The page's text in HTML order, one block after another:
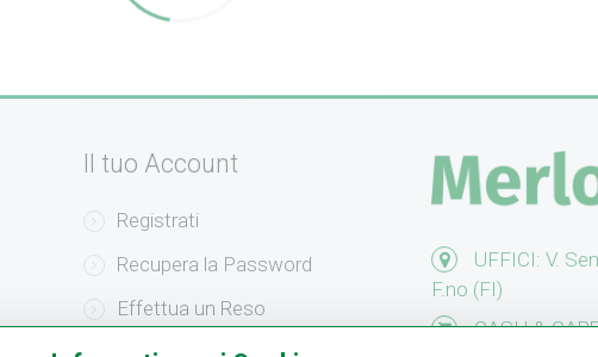
Il tuo Account
Registrati
Recupera la Password
Effettua un Reso
UFFICI: V.
F.no (FI)
CASH &